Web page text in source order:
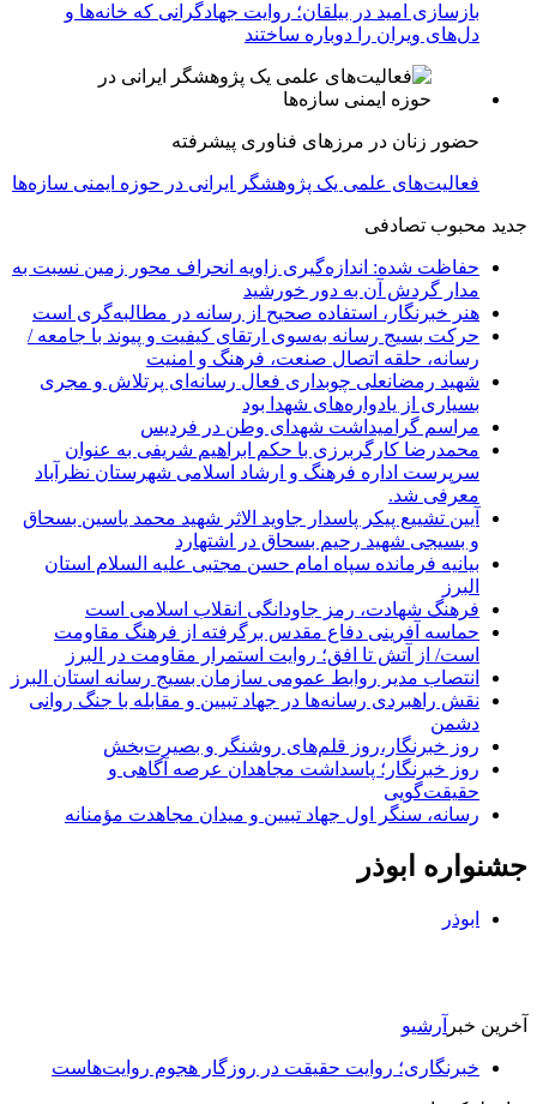
بازسازی امید در بیلقان؛ روایت جهادگرانی که خانه‌ها و
دل‌های ویران را دوباره ساختند
حضور زنان در مرزهای فناوری پیشرفته
فعالیت‌های علمی یک پژوهشگر ایرانی در حوزه ایمنی سازه‌ها
جدید محبوب تصادفی
حفاظت شده: اندازه‌گیری زاویه انحراف محور زمین نسبت به
مدار گردش آن به دور خورشید
هنر خبرنگار، استفاده صحیح از رسانه در مطالبه‌گری است
حرکت بسیج رسانه به‌سوی ارتقای کیفیت و پیوند با جامعه /
رسانه، حلقه اتصال صنعت، فرهنگ و امنیت
شهید رمضانعلی چوبداری فعال رسانه‌ای پرتلاش و مجری
بسیاری از یادواره‌های شهدا بود
مراسم گرامیداشت شهدای وطن در فردیس
محمدرضا کارگربرزی با حکم ابراهیم شریفی به عنوان
سرپرست اداره فرهنگ و ارشاد اسلامی شهرستان نظرآباد
معرفی شد.
آیین تشییع پیکر پاسدار جاوید الاثر شهید محمد یاسین بسحاق
و بسیجی شهید رحیم بسحاق در اشتهارد
بیانیه فرمانده سپاه امام حسن مجتبی علیه السلام استان
البرز
فرهنگ شهادت، رمز جاودانگی انقلاب اسلامی است
حماسه آفرینی دفاع مقدس برگرفته از فرهنگ مقاومت
است/ از آتش تا افق؛ روایت استمرار مقاومت در البرز
انتصاب مدیر روابط عمومی سازمان بسیج رسانه استان البرز
نقش راهبردی رسانه‌ها در جهاد تبیین و مقابله با جنگ روانی
دشمن
روز خبرنگار،روز قلم‌های روشنگر و بصیرت‌بخش
روز خبرنگار؛ پاسداشت مجاهدان عرصه آگاهی و
حقیقت‌گویی
رسانه، سنگر اول جهاد تبیین و میدان مجاهدت مؤمنانه
جشنواره ابوذر
ابوذر
آخرین خبر آرشیو
خبرنگاری؛ روایت حقیقت در روزگار هجوم روایت‌هاست